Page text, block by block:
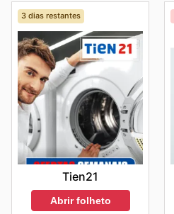
3 dias restantes
Tien21
Abrir folheto